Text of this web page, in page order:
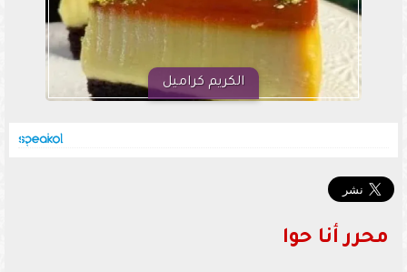
الكريم كراميل
محرر أنا حوا